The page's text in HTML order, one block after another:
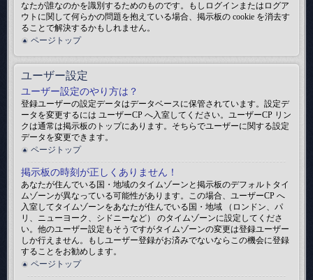
なたが誰なのかを識別するためのものです。もしログインまたはログア
ウトに関して何らかの問題を抱えている場合、掲示板の cookie を消去す
ることで解決するかもしれません。
ページトップ
ユーザー設定
ユーザー設定のやり方は？
登録ユーザーの設定データはデータベースに保管されています。設定デ
ータを変更するには ユーザーCP へ入室してください。ユーザーCP リン
クは通常は掲示板のトップにあります。そちらでユーザーに関する設定
データを変更できます。
ページトップ
掲示板の時刻が正しくありません！
あなたが住んでいる国・地域のタイムゾーンと掲示板のデフォルトタイ
ムゾーンが異なっている可能性があります。この場合、ユーザーCP へ
入室してタイムゾーンをあなたが住んでいる国・地域 （ロンドン、パ
リ、ニューヨーク、シドニーなど） のタイムゾーンに設定してくださ
い。他のユーザー設定もそうですがタイムゾーンの変更は登録ユーザー
しか行えません。もしユーザー登録がお済みでないならこの機会に登録
することをお勧めします。
ページトップ